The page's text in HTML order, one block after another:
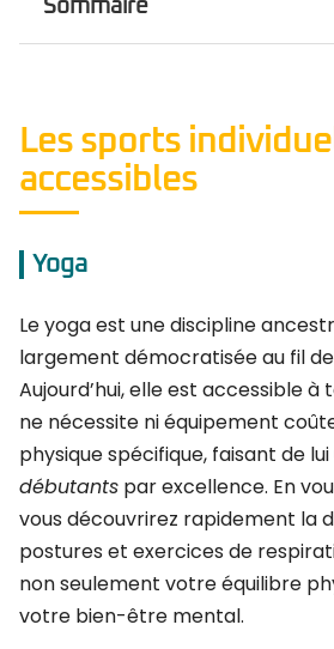
Sommaire
Les sports
accessibles
Yoga
Le yoga est une discipline
largement démocratisée au fil
Aujourd’hui, elle est accessible
ne nécessite ni équipement
physique spécifique, faisant de lui
débutants par excellence. En
vous découvrirez rapidement la
postures et exercices de
non seulement votre équilibre
votre bien-être mental.